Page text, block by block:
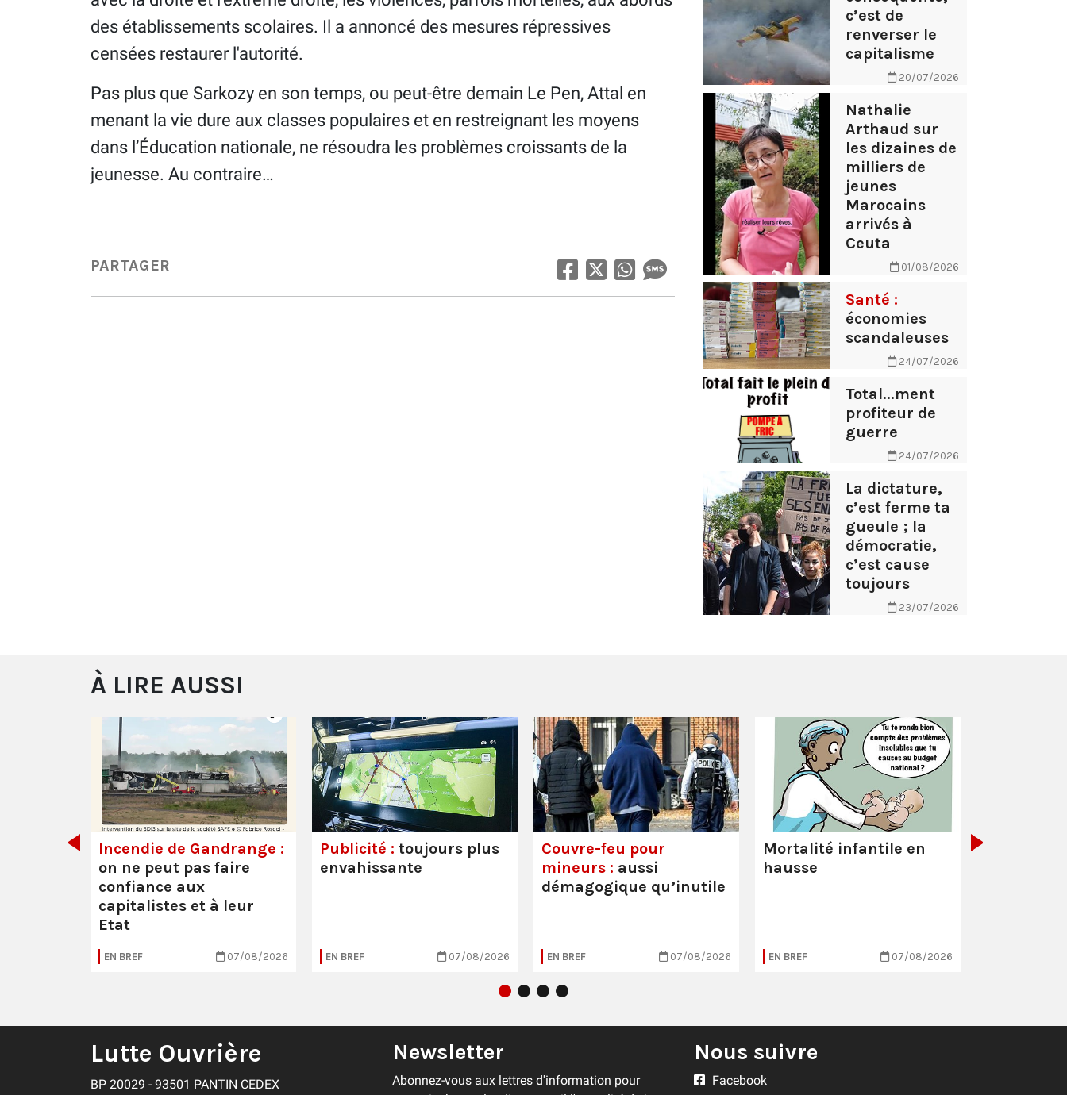
des établissements scolaires. Il a annoncé des mesures répressives
censées restaurer l'autorité.
Pas plus que Sarkozy en son temps, ou peut-être demain Le Pen, Attal en
menant la vie dure aux classes populaires et en restreignant les moyens
dans l’Éducation nationale, ne résoudra les problèmes croissants de la
jeunesse. Au contraire…
PARTAGER
c’est de
renverser le
capitalisme
20/07/2026
Nathalie
Arthaud sur
les dizaines de
milliers de
jeunes
Marocains
arrivés à
Ceuta
01/08/2026
Santé :
économies
scandaleuses
24/07/2026
Total...ment
profiteur de
guerre
24/07/2026
La dictature,
c’est ferme ta
gueule ; la
démocratie,
c’est cause
toujours
23/07/2026
À LIRE AUSSI
Incendie de Gandrange :
on ne peut pas faire
confiance aux
capitalistes et à leur
Etat
EN BREF 07/08/2026
Publicité : toujours plus
envahissante
EN BREF 07/08/2026
Couvre-feu pour
mineurs : aussi
démagogique qu’inutile
EN BREF 07/08/2026
Mortalité infantile en
hausse
EN BREF 07/08/2026
Lutte Ouvrière
BP 20029 - 93501 PANTIN CEDEX
Newsletter
Abonnez-vous aux lettres d'information pour
Nous suivre
Facebook